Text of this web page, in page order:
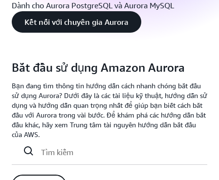
Dành cho Aurora PostgreSQL và Aurora MySQL
Kết nối với chuyên gia Aurora
Bắt đầu sử dụng Amazon Aurora
Bạn đang tìm thông tin hướng dẫn cách nhanh chóng bắt đầu
sử dụng Aurora? Dưới đây là các tài liệu kỹ thuật, hướng dẫn sử
dụng và hướng dẫn quan trọng nhất để giúp bạn biết cách bắt
đầu với Aurora trong vài bước. Để khám phá các hướng dẫn bắt
đầu khác, hãy xem Trung tâm tài nguyên hướng dẫn bắt đầu
của AWS.